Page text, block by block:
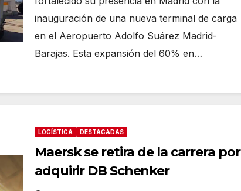
inauguración de una nueva terminal de carga
en el Aeropuerto Adolfo Suárez Madrid-
Barajas. Esta expansión del 60% en…
LOGÍSTICA DESTACADAS
Maersk se retira de la carrera por
adquirir DB Schenker